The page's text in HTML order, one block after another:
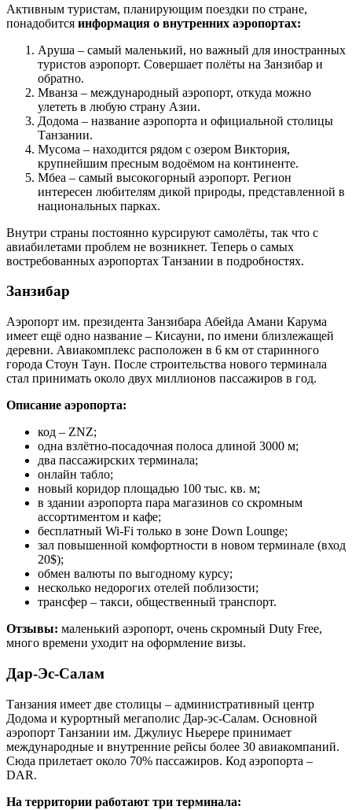
Активным туристам, планирующим поездки по стране,
понадобится информация о внутренних аэропортах:
Аруша – самый маленький, но важный для иностранных
туристов аэропорт. Совершает полёты на Занзибар и
обратно.
Мванза – международный аэропорт, откуда можно
улететь в любую страну Азии.
Додома – название аэропорта и официальной столицы
Танзании.
Мусома – находится рядом с озером Виктория,
крупнейшим пресным водоёмом на континенте.
Мбеа – самый высокогорный аэропорт. Регион
интересен любителям дикой природы, представленной в
национальных парках.
Внутри страны постоянно курсируют самолёты, так что с
авиабилетами проблем не возникнет. Теперь о самых
востребованных аэропортах Танзании в подробностях.
Занзибар
Аэропорт им. президента Занзибара Абейда Амани Карума
имеет ещё одно название – Кисауни, по имени близлежащей
деревни. Авиакомплекс расположен в 6 км от старинного
города Стоун Таун. После строительства нового терминала
стал принимать около двух миллионов пассажиров в год.
Описание аэропорта:
код – ZNZ;
одна взлётно-посадочная полоса длиной 3000 м;
два пассажирских терминала;
онлайн табло;
новый коридор площадью 100 тыс. кв. м;
в здании аэропорта пара магазинов со скромным
ассортиментом и кафе;
бесплатный Wi-Fi только в зоне Down Lounge;
зал повышенной комфортности в новом терминале (вход
20$);
обмен валюты по выгодному курсу;
несколько недорогих отелей поблизости;
трансфер – такси, общественный транспорт.
Отзывы: маленький аэропорт, очень скромный Duty Free,
много времени уходит на оформление визы.
Дар-Эс-Салам
Танзания имеет две столицы – административный центр
Додома и курортный мегаполис Дар-эс-Салам. Основной
аэропорт Танзании им. Джулиус Ньерере принимает
международные и внутренние рейсы более 30 авиакомпаний.
Сюда прилетает около 70% пассажиров. Код аэропорта –
DAR.
На территории работают три терминала: